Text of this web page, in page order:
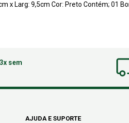
x Larg: 9,5cm Cor: Preto Contém; 01
sem
AJUDA E SUPORTE